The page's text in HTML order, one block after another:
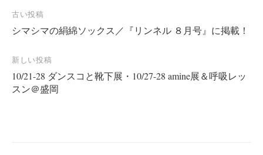
稿
ナ
ビ
古い投稿
シマシマの絹綿ソックス／『リンネル ８月号』に掲載！
新しい投稿
10/21-28 ダンスコと靴下展・10/27-28 amine展＆呼吸レッ
スン＠盛岡